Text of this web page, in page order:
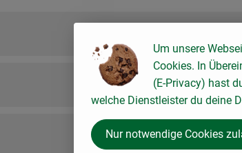
Um unsere
Cookies. In
(E-Privacy) hast
welche Dienstleister du deine
Nur notwendige Cookies